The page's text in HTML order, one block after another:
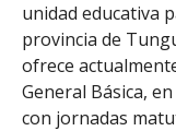
unidad educativa
provincia de
ofrece
General Básica,
con jornadas